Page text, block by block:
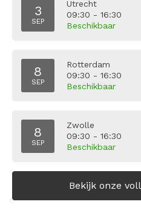
3
SEP
Utrecht
09:30 - 16:30
Beschikbaar
8
SEP
Rotterdam
09:30 - 16:30
Beschikbaar
8
SEP
Zwolle
09:30 - 16:30
Beschikbaar
Bekijk onze